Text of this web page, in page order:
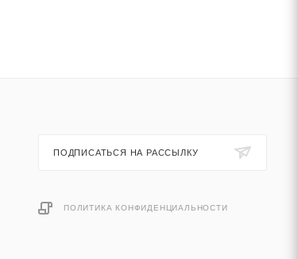
ПОДПИСАТЬСЯ НА РАССЫЛКУ
ПОЛИТИКА КОНФИДЕНЦИАЛЬНОСТИ